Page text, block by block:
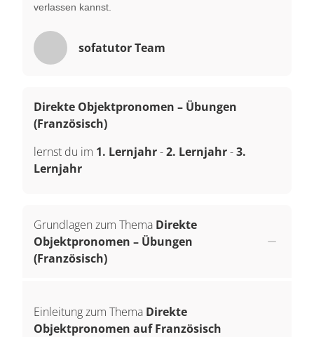
verlassen kannst.
sofatutor Team
Direkte Objektpronomen – Übungen
(Französisch)
lernst du im 1. Lernjahr-2. Lernjahr-3.
Lernjahr
Grundlagen zum Thema Direkte
Objektpronomen – Übungen
(Französisch)
Einleitung zum Thema Direkte
Objektpronomen auf Französisch